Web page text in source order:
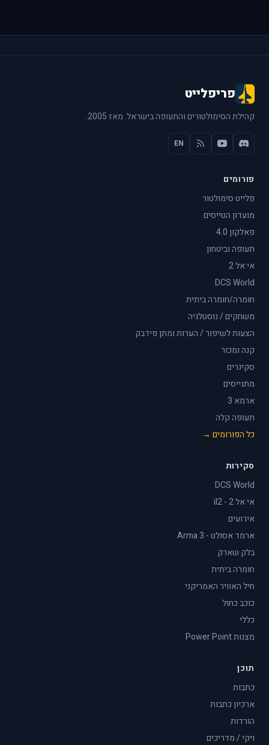
פריפלייט
קהילת הסימולטורים והתעופה בישראל. מאז 2005.
EN
פורומים
פלייט סימולטור
מועדון הטייסים
פאלקון 4.0
תעופה וביטחון
אי אל 2
DCS World
חומרה/חומרה ביתית
משחקים / נוסטלגיה
הצעות לשיפור / הערות ומתן פידבק
קנה ומכור
סקינרים
מתגייסים
ארמא 3
תעופה קלה
כל הפורומים →
סקירות
DCS World
אי אל 2 - il2
אירועים
ארמד אסולט - Arma 3
בלק שארק
חומרה ביתית
חיל האוויר האמריקני
כוכב כחול
כללי
מצגות Power Point
תוכן
כתבות
ארכיון כתבות
הורדות
ויקי / מדריכים